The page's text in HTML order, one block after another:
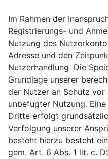
Im Rahmen der
Registrierungs- und
Nutzung des
Adresse und den
Nutzerhandlung. Die
Grundlage unserer
der Nutzer an Schutz
unbefugter Nutzung.
Dritte erfolgt
Verfolgung unserer
besteht hierzu besteht
gem. Art. 6 Abs. 1 lit. c.